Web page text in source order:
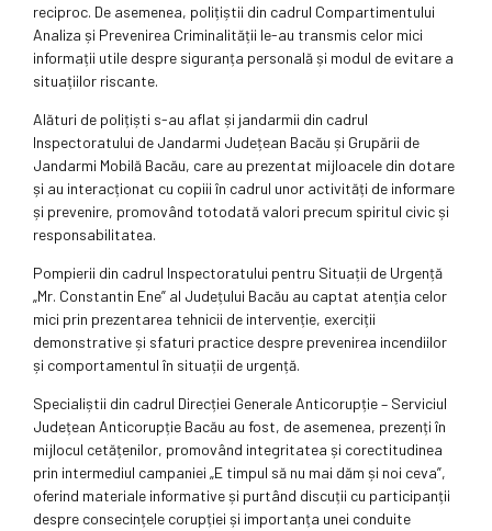
reciproc. De asemenea, polițiștii din cadrul Compartimentului
Analiza și Prevenirea Criminalității le-au transmis celor mici
informații utile despre siguranța personală și modul de evitare a
situațiilor riscante.
Alături de polițiști s-au aflat și jandarmii din cadrul
Inspectoratului de Jandarmi Județean Bacău și Grupării de
Jandarmi Mobilă Bacău, care au prezentat mijloacele din dotare
și au interacționat cu copiii în cadrul unor activități de informare
și prevenire, promovând totodată valori precum spiritul civic și
responsabilitatea.
Pompierii din cadrul Inspectoratului pentru Situații de Urgență
„Mr. Constantin Ene” al Județului Bacău au captat atenția celor
mici prin prezentarea tehnicii de intervenție, exerciții
demonstrative și sfaturi practice despre prevenirea incendiilor
și comportamentul în situații de urgență.
Specialiștii din cadrul Direcției Generale Anticorupție – Serviciul
Județean Anticorupție Bacău au fost, de asemenea, prezenți în
mijlocul cetățenilor, promovând integritatea și corectitudinea
prin intermediul campaniei „E timpul să nu mai dăm și noi ceva”,
oferind materiale informative și purtând discuții cu participanții
despre consecințele corupției și importanța unei conduite